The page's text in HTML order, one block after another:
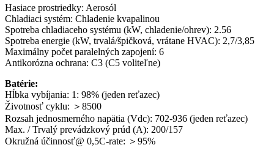
Hasiace prostriedky: Aerosól
Chladiaci systém: Chladenie kvapalinou
Spotreba chladiaceho systému (kW, chladenie/ohrev): 2.56
Spotreba energie (kW, trvalá/špičková, vrátane HVAC): 2,7/3,85
Maximálny počet paralelných zapojení: 6
Antikorózna ochrana: C3 (C5 voliteľne)
Batérie:
Hĺbka vybíjania: 1: 98% (jeden reťazec)
Životnosť cyklu: ＞8500
Rozsah jednosmerného napätia (Vdc): 702-936 (jeden reťazec)
Max. / Trvalý prevádzkový prúd (A): 200/157
Okružná účinnosť@ 0,5C-rate: ＞95%